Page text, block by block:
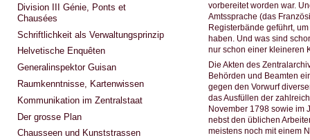
vorbereitet worden war.
Amtssprache (das
Registerbände geführt,
haben. Und was sind
nur schon einer kleineren
Die Akten des
Behörden und Beamten
gegen den Vorwurf
das Ausfüllen der
November 1798 sowie im
nebst den üblichen
meistens noch mit einem
Division III Génie, Ponts et
Chausées
Schriftlichkeit als Verwaltungsprinzip
Helvetische Enquêten
Generalinspektor Guisan
Raumkenntnisse, Kartenwissen
Kommunikation im Zentralstaat
Der grosse Plan
Chausseen und Kunststrassen